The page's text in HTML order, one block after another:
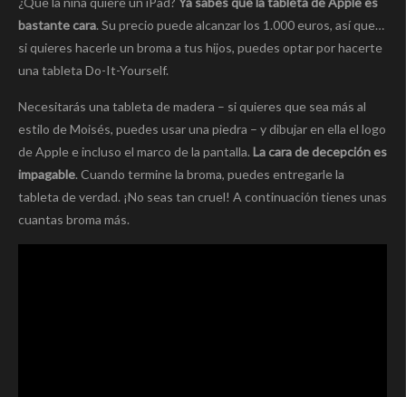
bastante cara. Su precio puede alcanzar los 1.000 euros, así que…
si quieres hacerle un broma a tus hijos, puedes optar por hacerte
una tableta Do-It-Yourself.
Necesitarás una tableta de madera – si quieres que sea más al
estilo de Moisés, puedes usar una piedra – y dibujar en ella el logo
de Apple e incluso el marco de la pantalla. La cara de decepción es
impagable. Cuando termine la broma, puedes entregarle la
tableta de verdad. ¡No seas tan cruel! A continuación tienes unas
cuantas broma más.